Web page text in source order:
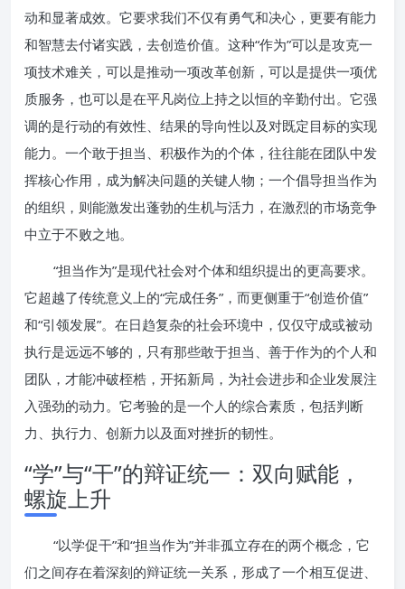
动和显著成效。它要求我们不仅有勇气和决心，更要有能力
和智慧去付诸实践，去创造价值。这种“作为”可以是攻克一
项技术难关，可以是推动一项改革创新，可以是提供一项优
质服务，也可以是在平凡岗位上持之以恒的辛勤付出。它强
调的是行动的有效性、结果的导向性以及对既定目标的实现
能力。一个敢于担当、积极作为的个体，往往能在团队中发
挥核心作用，成为解决问题的关键人物；一个倡导担当作为
的组织，则能激发出蓬勃的生机与活力，在激烈的市场竞争
中立于不败之地。
“担当作为”是现代社会对个体和组织提出的更高要求。
它超越了传统意义上的“完成任务”，而更侧重于“创造价值”
和“引领发展”。在日趋复杂的社会环境中，仅仅守成或被动
执行是远远不够的，只有那些敢于担当、善于作为的个人和
团队，才能冲破桎梏，开拓新局，为社会进步和企业发展注
入强劲的动力。它考验的是一个人的综合素质，包括判断
力、执行力、创新力以及面对挫折的韧性。
“学”与“干”的辩证统一：双向赋能，
螺旋上升
“以学促干”和“担当作为”并非孤立存在的两个概念，它
们之间存在着深刻的辩证统一关系，形成了一个相互促进、